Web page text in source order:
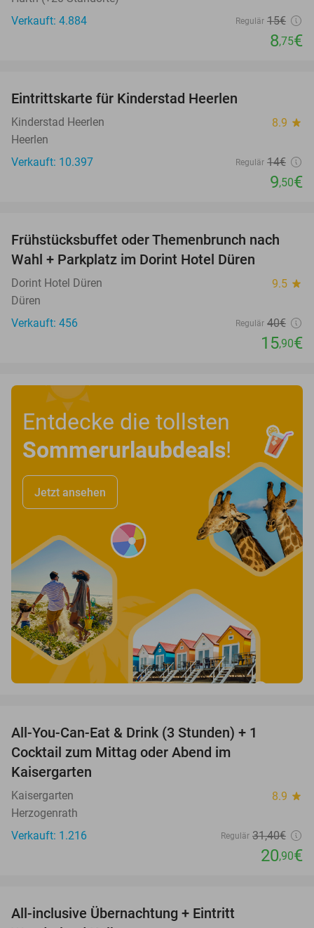
Verkauft: 4.884
Regulär 15€
8,75€
Eintrittskarte für Kinderstad Heerlen
Kinderstad Heerlen 8.9 star
Heerlen
Verkauft: 10.397
Regulär 14€
9,50€
60%
Frühstücksbuffet oder Themenbrunch nach
Wahl + Parkplatz im Dorint Hotel Düren
Dorint Hotel Düren 9.5 star
Düren
Verkauft: 456
Regulär 40€
15,90€
Entdecke die tollsten
Sommerurlaubdeals!
Jetzt ansehen
All-You-Can-Eat & Drink (3 Stunden) + 1
Cocktail zum Mittag oder Abend im
Kaisergarten
Kaisergarten 8.9 star
Herzogenrath
Verkauft: 1.216
Regulär 31,40€
20,90€
All-inclusive Übernachtung + Eintritt